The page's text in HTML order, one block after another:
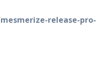
release-pro-